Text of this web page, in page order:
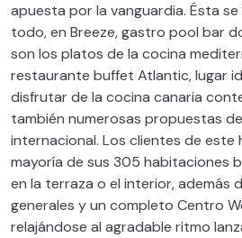
apuesta por la vanguardia. Ésta
todo, en Breeze, gastro pool bar
son los platos de la cocina
restaurante buffet Atlantic, lugar
disfrutar de la cocina canaria
también numerosas propuestas
internacional. Los clientes de este
mayoría de sus 305 habitaciones
en la terraza o el interior, además
generales y un completo Centro
relajándose al agradable ritmo